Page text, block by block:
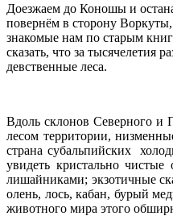
Доезжаем до Коношы и
повернём в сторону
знакомые нам по старым
сказать, что за тысячелетия
девственные леса.
Вдоль склонов Северного и
лесом территории,
страна субальпийских
увидеть кристально
лишайниками; экзотичные
олень, лось, кабан, бурый
животного мира этого